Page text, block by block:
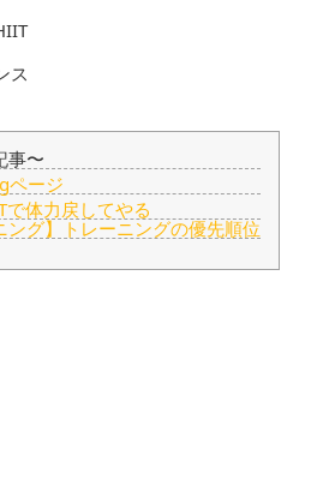
ス
事〜
ページ
で体力戻してやる
ング】トレーニングの優先順位